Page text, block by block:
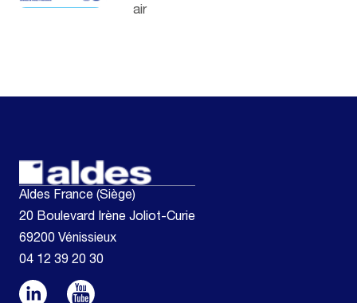
air
Aldes France (Siège)
20 Boulevard Irène Joliot-Curie
69200 Vénissieux
04 12 39 20 30